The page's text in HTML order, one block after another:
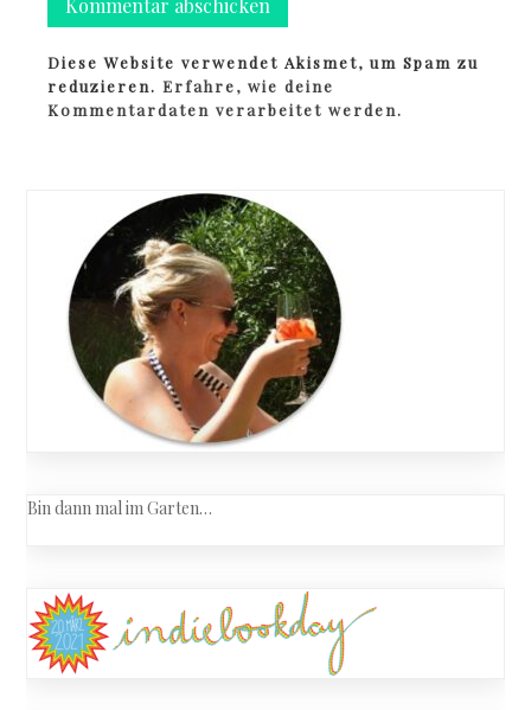
Diese Website verwendet Akismet, um Spam zu
reduzieren.Erfahre, wie deine
Kommentardaten verarbeitet werden.
Bin dann mal im Garten…